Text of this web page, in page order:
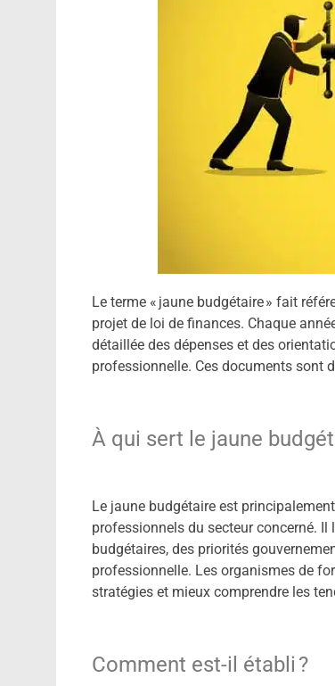
Le terme « jaune budgétaire » fait
projet de loi de finances. Chaque
détaillée des dépenses et des
professionnelle. Ces documents sont
À qui sert le jaune
Le jaune budgétaire est
professionnels du secteur concerné.
budgétaires, des priorités
professionnelle. Les organismes de
stratégies et mieux comprendre les
Comment est-il établi ?